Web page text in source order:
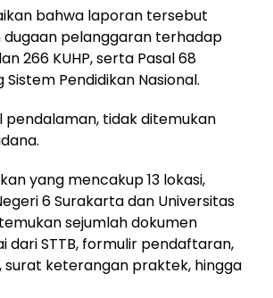
bahwa laporan tersebut
pelanggaran terhadap
266 KUHP, serta Pasal 68
Pendidikan Nasional.
pendalaman, tidak ditemukan
yang mencakup 13 lokasi,
6 Surakarta dan Universitas
sejumlah dokumen
dari STTB, formulir pendaftaran,
surat keterangan praktek, hingga